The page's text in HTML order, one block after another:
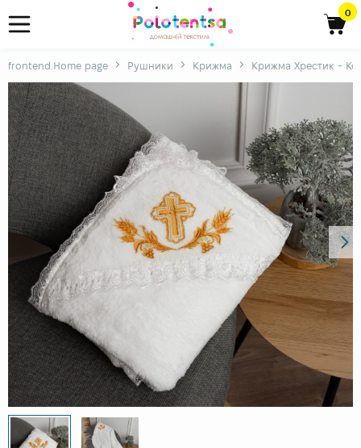
0
frontend.Home page Рушники Крижма Крижма Хрестик -